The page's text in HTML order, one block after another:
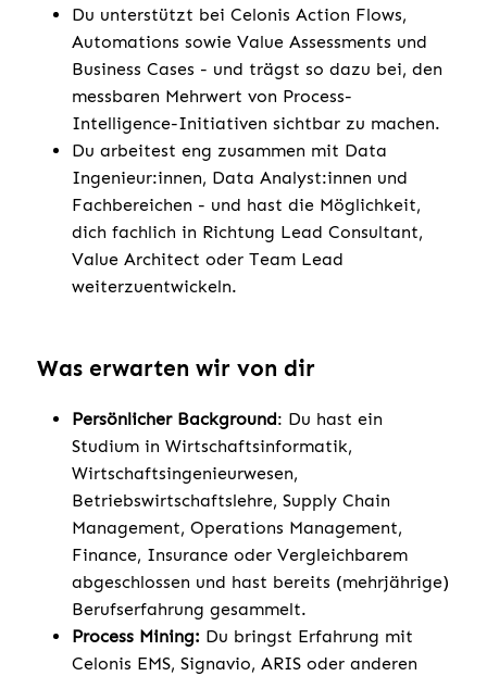
Du unterstützt bei Celonis Action Flows,
Automations sowie Value Assessments und
Business Cases - und trägst so dazu bei, den
messbaren Mehrwert von Process-
Intelligence-Initiativen sichtbar zu machen.
Du arbeitest eng zusammen mit Data
Ingenieur:innen, Data Analyst:innen und
Fachbereichen - und hast die Möglichkeit,
dich fachlich in Richtung Lead Consultant,
Value Architect oder Team Lead
weiterzuentwickeln.
Was erwarten wir von dir
Persönlicher Background: Du hast ein
Studium in Wirtschaftsinformatik,
Wirtschaftsingenieurwesen,
Betriebswirtschaftslehre, Supply Chain
Management, Operations Management,
Finance, Insurance oder Vergleichbarem
abgeschlossen und hast bereits (mehrjährige)
Berufserfahrung gesammelt.
Process Mining: Du bringst Erfahrung mit
Celonis EMS, Signavio, ARIS oder anderen